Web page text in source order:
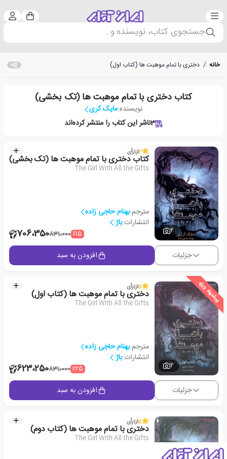
دسته‌بندی سبد
جستجوی کتاب، نویسنده و...
خانه / دختری با تمام موهبت ها (کتاب اول)
کتاب دختری با تمام موهبت ها (تک بخشی)
نویسنده:مایک کری
3ناشر این کتاب را منتشر کرده‌اند
2
3از1رأی
کتاب دختری با تمام موهبت ها (تک بخشی)
The Girl With All the Gifts
مترجم:بهنام حاجی زاده
انتشارات:باژ
٪15831،000706،350
جزئیات افزودن به سبد
پیشنهاد ویژه
2
5از1رأی
دختری با تمام موهبت ها (کتاب اول)
The Girl With All the Gifts
مترجم:بهنام حاجی زاده
انتشارات:باژ
٪25831،000623،250
جزئیات افزودن به سبد
5از1رأی
دختری با تمام موهبت ها (کتاب دوم)
The Girl With All the Gifts